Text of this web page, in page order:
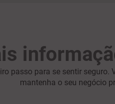
passo para se sentir seguro.
mantenha o seu negócio